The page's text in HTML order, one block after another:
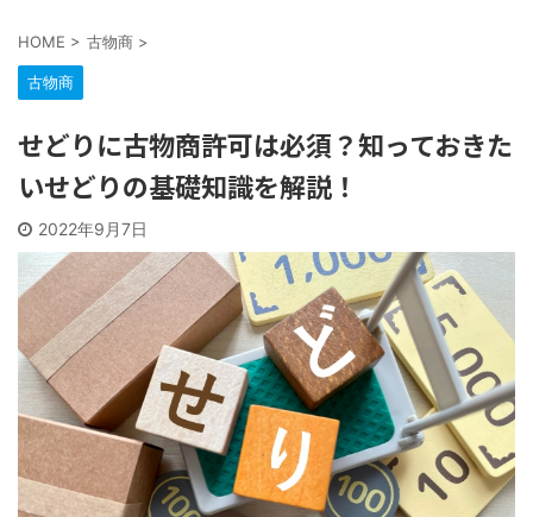
HOME > 古物商 >
古物商
せどりに古物商許可は必須？知っておきた
いせどりの基礎知識を解説！
2022年9月7日